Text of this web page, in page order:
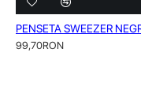
PENSETA SWEEZER
99,70RON